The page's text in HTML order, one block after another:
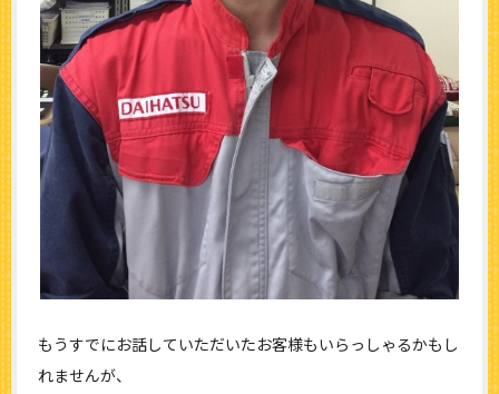
もうすでにお話していただいたお客様もいらっしゃるかもし
れませんが、